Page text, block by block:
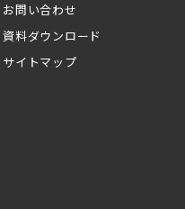
お問い合わせ
資料ダウンロード
サイトマップ